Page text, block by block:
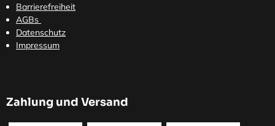
Barrierefreiheit
AGBs
Datenschutz
Impressum
Zahlung und Versand